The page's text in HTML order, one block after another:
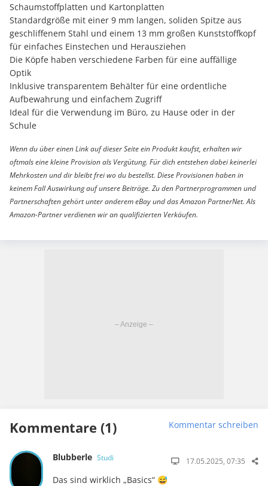
Schaumstoffplatten und Kartonplatten
Standardgröße mit einer 9 mm langen, soliden Spitze aus
geschliffenem Stahl und einem 13 mm großen Kunststoffkopf
für einfaches Einstechen und Herausziehen
Die Köpfe haben verschiedene Farben für eine auffällige
Optik
Inklusive transparentem Behälter für eine ordentliche
Aufbewahrung und einfachem Zugriff
Ideal für die Verwendung im Büro, zu Hause oder in der
Schule
Wenn du über einen Link auf dieser Seite ein Produkt kaufst, erhalten wir
oftmals eine kleine Provision als Vergütung. Für dich entstehen dabei keinerlei
Mehrkosten und dir bleibt frei wo du bestellst. Diese Provisionen haben in
keinem Fall Auswirkung auf unsere Beiträge. Zu den Partnerprogrammen und
Partnerschaften gehört unter anderem eBay und das Amazon PartnerNet. Als
Amazon-Partner verdienen wir an qualifizierten Verkäufen.
Kommentare (1) Kommentar schreiben
Blubberle Studi 17.05.2025, 07:35
Das sind wirklich „Basics“ 😅